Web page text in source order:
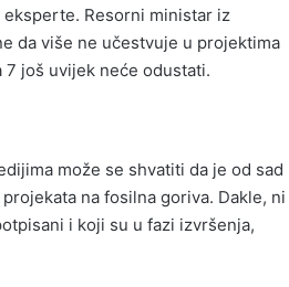
Resorni ministar iz
da više ne učestvuje u projektima
7 još uvijek neće odustati.
može se shvatiti da je od sad
na fosilna goriva. Dakle, ni
i koji su u fazi izvršenja,